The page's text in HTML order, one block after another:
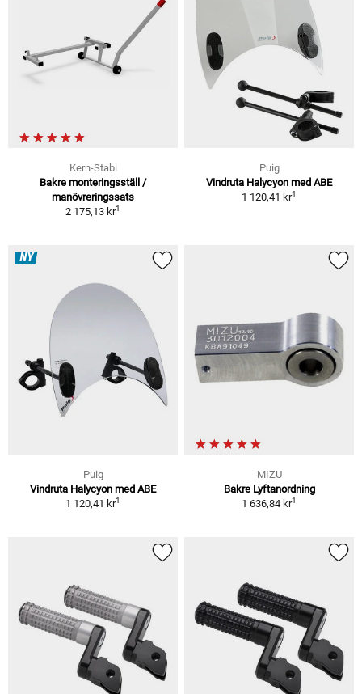
Kern-Stabi
Bakre monteringsställ /
manövreringssats
2 175,13 kr1
Puig
Vindruta Halycyon med ABE
1 120,41 kr1
NY
Puig
Vindruta Halycyon med ABE
1 120,41 kr1
MIZU
Bakre Lyftanordning
1 636,84 kr1